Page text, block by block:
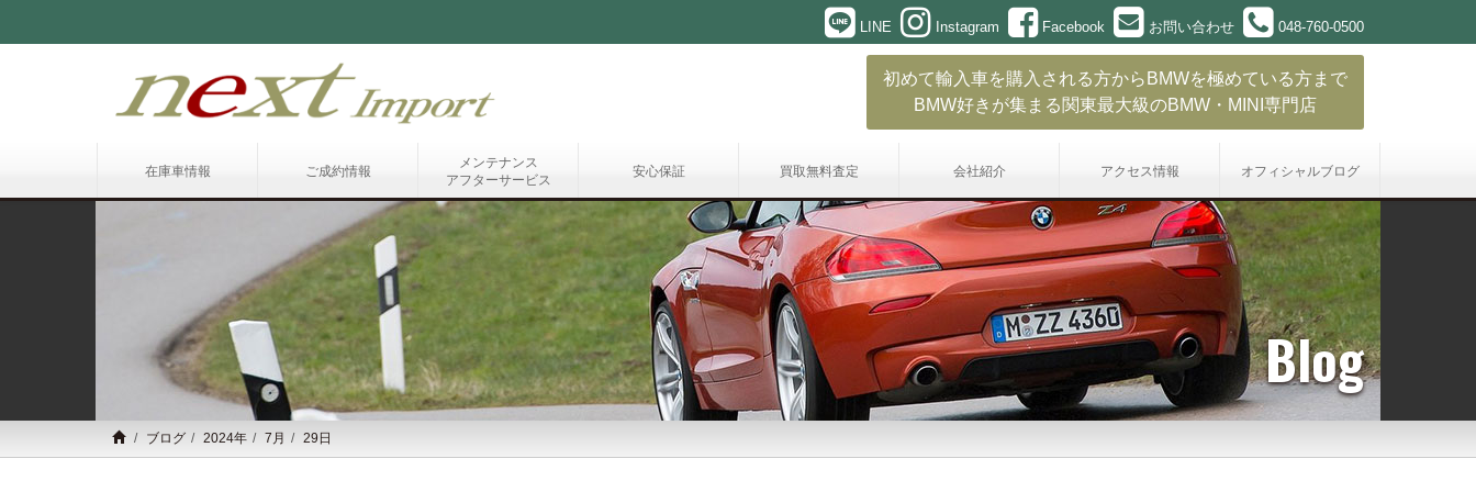
LINE Instagram Facebook お問い合わせ 048-760-0500
初めて輸入車を購入される方からBMWを極めている方まで
BMW好きが集まる関東最大級のBMW・MINI専門店
在庫車情報 ご成約情報
メンテナンス
アフターサービス
安心保証 買取無料査定 会社紹介 アクセス情報 オフィシャルブログ
Blog
ブログ 2024年 7月 29日